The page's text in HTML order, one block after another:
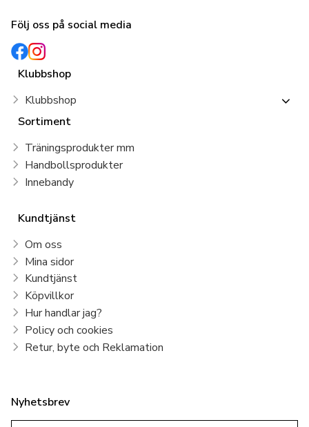
Följ oss på social media
Klubbshop
Klubbshop
Sortiment
Träningsprodukter mm
Handbollsprodukter
Innebandy
Kundtjänst
Om oss
Mina sidor
Kundtjänst
Köpvillkor
Hur handlar jag?
Policy och cookies
Retur, byte och Reklamation
Nyhetsbrev